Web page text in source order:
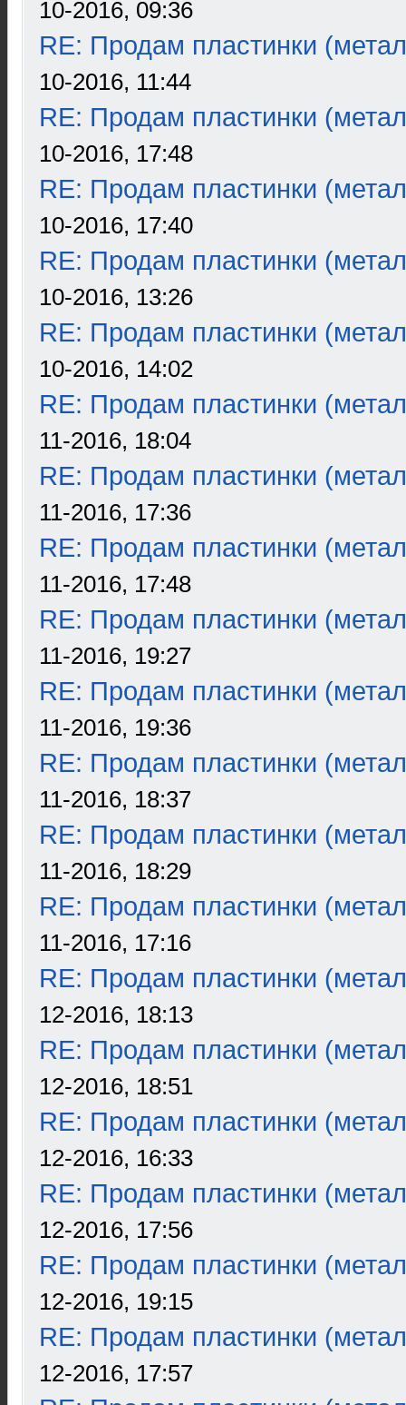
10-2016, 09:36
RE: Продам пластинки
10-2016, 11:44
RE: Продам пластинки
10-2016, 17:48
RE: Продам пластинки
10-2016, 17:40
RE: Продам пластинки
10-2016, 13:26
RE: Продам пластинки
10-2016, 14:02
RE: Продам пластинки
11-2016, 18:04
RE: Продам пластинки
11-2016, 17:36
RE: Продам пластинки
11-2016, 17:48
RE: Продам пластинки
11-2016, 19:27
RE: Продам пластинки
11-2016, 19:36
RE: Продам пластинки
11-2016, 18:37
RE: Продам пластинки
11-2016, 18:29
RE: Продам пластинки
11-2016, 17:16
RE: Продам пластинки
12-2016, 18:13
RE: Продам пластинки
12-2016, 18:51
RE: Продам пластинки
12-2016, 16:33
RE: Продам пластинки
12-2016, 17:56
RE: Продам пластинки
12-2016, 19:15
RE: Продам пластинки
12-2016, 17:57